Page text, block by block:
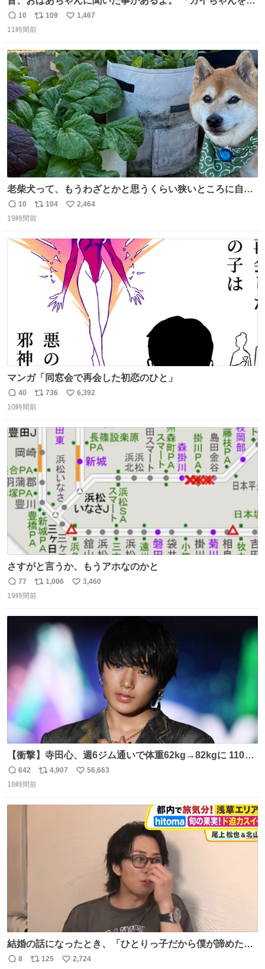
じめると、アイツが海から上がって来るぞ。」って。
返
信
10
リ
ポ
ト
数
109
い
数
1,467
11時間前
老柴犬って、もうわざとかと思うくらい狭いところに自ら
はまりにいくじゃないですか？ 今朝ガーデニングしてる飼
い主の間にはまってきて、最高に可愛かった♥️
返
信
10
リ
ポ
ト
数
104
い
数
2,464
19時間前
マンガ「同窓会で再会した初恋のひと」
返
信
40
リ
ポ
ト
数
736
い
6,392
10時間前
さすがと言うか、もうアホなのかと
返
信
77
リ
ポ
ト
数
1,006
い
3,460
19時間前
【衝撃】寺田心、週6ジム通いで体重62kg→82kgに 110kg
のベンチプレス持ち上げる姿披露
news.livedoor.com/article/detail… 元々自重のみだった
のためおにぎり10個、ゼリー飲料3～4本、パスタと毎日4
千kcalオーバーの食事を摂取し、増量したという。
返
信
642
リ
4,907
い
56,663
18時間前
結婚の話になったとき、「ひとりっ子だから僕が諦めた瞬
間に一族が潰える」「死ぬとき1人とか嫌」だから結婚願
返
8
リ
125
い
2,724